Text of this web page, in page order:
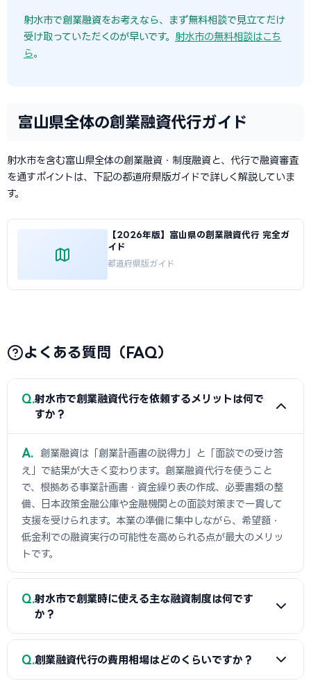
射水市で創業融資をお考えなら、まず無料相談で見立てだけ
受け取っていただくのが早いです。 射水市の無料相談はこち
ら。
富山県全体の創業融資代行ガイド
射水市を含む富山県全体の創業融資・制度融資と、代行で融資審査
を通すポイントは、下記の都道府県版ガイドで詳しく解説していま
す。
【2026年版】富山県の創業融資代行 完全ガ
イド
都道府県版ガイド
よくある質問（FAQ）
Q 射水市で創業融資代行を依頼するメリットは何で
すか？
A
創業融資は「創業計画書の説得力」と「面談での受け答
え」で結果が大きく変わります。創業融資代行を使うこと
で、根拠ある事業計画書・資金繰り表の作成、必要書類の整
備、日本政策金融公庫や金融機関との面談対策まで一貫して
支援を受けられます。本業の準備に集中しながら、希望額・
低金利での融資実行の可能性を高められる点が最大のメリッ
トです。
Q 射水市で創業時に使える主な融資制度は何です
か？
A
日本政策金融公庫の「新規開業資金」、信用保証協会の
Q 創業融資代行の費用相場はどのくらいですか？